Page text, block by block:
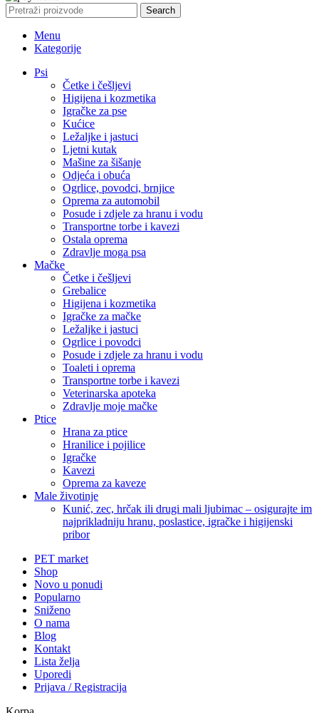
Search
Menu
Kategorije
Psi
Četke i češljevi
Higijena i kozmetika
Igračke za pse
Kućice
Ležaljke i jastuci
Ljetni kutak
Mašine za šišanje
Odjeća i obuća
Ogrlice, povodci, brnjice
Oprema za automobil
Posude i zdjele za hranu i vodu
Transportne torbe i kavezi
Ostala oprema
Zdravlje moga psa
Mačke
Četke i češljevi
Grebalice
Higijena i kozmetika
Igračke za mačke
Ležaljke i jastuci
Ogrlice i povodci
Posude i zdjele za hranu i vodu
Toaleti i oprema
Transportne torbe i kavezi
Veterinarska apoteka
Zdravlje moje mačke
Ptice
Hrana za ptice
Hranilice i pojilice
Igračke
Kavezi
Oprema za kaveze
Male životinje
Kunić, zec, hrčak ili drugi mali ljubimac – osigurajte im
najprikladniju hranu, poslastice, igračke i higijenski
pribor
PET market
Shop
Novo u ponudi
Popularno
Sniženo
O nama
Blog
Kontakt
Lista želja
Uporedi
Prijava / Registracija